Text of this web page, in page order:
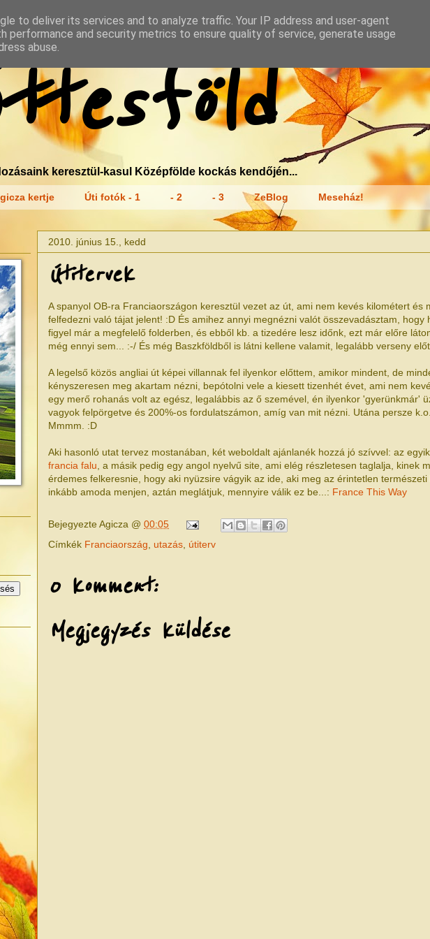
keresztül-kasul Középfölde kockás kendőjén...
kertje Úti fotók - 1 - 2 - 3 ZeBlog Meseház!
2010. június 15., kedd
Útitervek
A spanyol OB-ra Franciaországon keresztül vezet az út, ami nem kevés kilométert és
felfedezni való tájat jelent! :D És amihez annyi megnézni valót összevadásztam, hogy
figyel már a megfelelő folderben, és ebből kb. a tizedére lesz időnk, ezt már előre
még ennyi sem... :-/ És még Baszkföldből is látni kellene valamit, legalább verseny
A legelső közös angliai út képei villannak fel ilyenkor előttem, amikor mindent, de
kényszeresen meg akartam nézni, bepótolni vele a kiesett tizenhét évet, ami nem
egy merő rohanás volt az egész, legalábbis az ő szemével, én ilyenkor 'gyerünkmár'
vagyok felpörgetve és 200%-os fordulatszámon, amíg van mit nézni. Utána persze
Mmmm. :D
Aki hasonló utat tervez mostanában, két weboldalt ajánlanék hozzá jó szívvel: az egyik
francia falu , a másik pedig egy angol nyelvű site, ami elég részletesen taglalja, kinek
érdemes felkeresnie, hogy aki nyüzsire vágyik az ide, aki meg az érintetlen
inkább amoda menjen, aztán meglátjuk, mennyire válik ez be...: France This Way
BejegyezteAgicza @ 00:05
Címkék Franciaország utazás útiterv
0 komment:
Megjegyzés küldése
to deliver its services and to analyze traffic. Your IP address and user-agent
performance and security metrics to ensure quality of service, generate usage
abuse.